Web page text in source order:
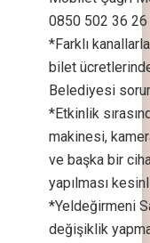
0850 502 36 26
*Farklı
bilet
Belediyesi
*Etkinlik
makinesi,
ve başka bir
yapılması
*Yeldeğirmeni
değişiklik yapma